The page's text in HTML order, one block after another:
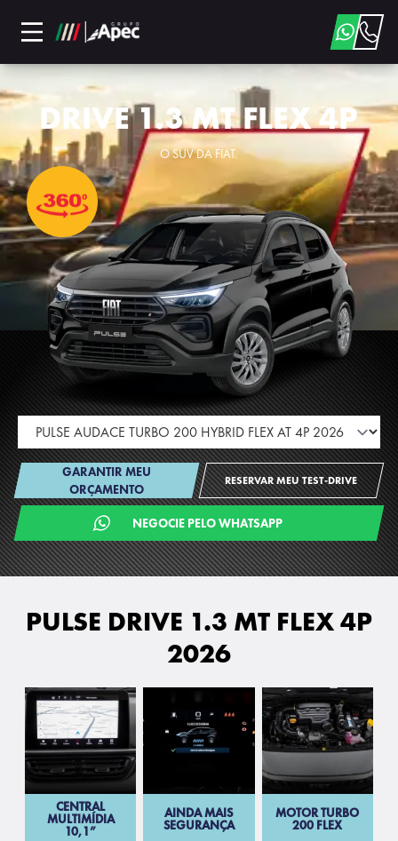
DRIVE 1.3 MT FLEX 4P
O SUV DA FIAT.
GARANTIR MEU
ORÇAMENTO
RESERVAR MEU TEST-DRIVE
NEGOCIE PELO WHATSAPP
PULSE DRIVE 1.3 MT FLEX 4P
2026
CENTRAL
MULTIMÍDIA
10,1”
AINDA MAIS
SEGURANÇA
MOTOR TURBO
200 FLEX